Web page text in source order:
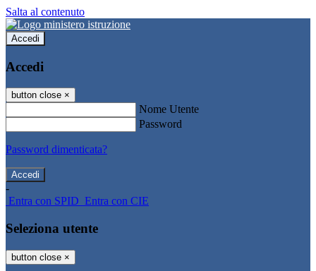
Salta al contenuto
Accedi
Accedi
button close ×
Nome Utente
Password
Password dimenticata?
-
Entra con SPID Entra con CIE
Seleziona utente
button close ×